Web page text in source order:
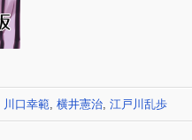
川口幸範 横井憲治, 江戸川乱歩